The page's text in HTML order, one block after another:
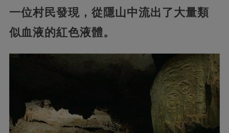
一位村民發現，從隱山中流出了大量類
似血液的紅色液體。